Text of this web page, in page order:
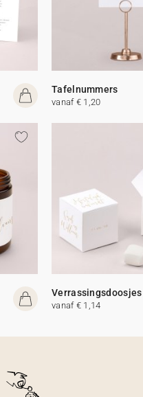
Tafelnummers
vanaf € 1,20
Verrassingsdoosjes
vanaf € 1,14